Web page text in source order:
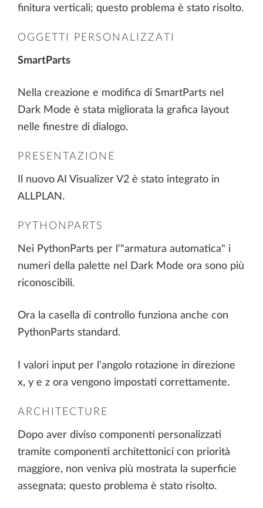
finitura verticali; questo problema è stato risolto.
OGGETTI PERSONALIZZATI
SmartParts
Nella creazione e modifica di SmartParts nel
Dark Mode è stata migliorata la grafica layout
nelle finestre di dialogo.
PRESENTAZIONE
Il nuovo AI Visualizer V2 è stato integrato in
ALLPLAN.
PYTHONPARTS
Nei PythonParts per l'"armatura automatica" i
numeri della palette nel Dark Mode ora sono più
riconoscibili.
Ora la casella di controllo funziona anche con
PythonParts standard.
I valori input per l'angolo rotazione in direzione
x, y e z ora vengono impostati correttamente.
ARCHITECTURE
Dopo aver diviso componenti personalizzati
tramite componenti architettonici con priorità
maggiore, non veniva più mostrata la superficie
assegnata; questo problema è stato risolto.